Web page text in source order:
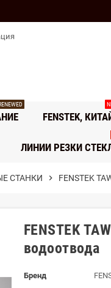
FENSTEK,
ЛИНИИ РЕЗКИ
СТАНКИ chevron_right FENSTEK
FENSTEK
водоотвода
Бренд